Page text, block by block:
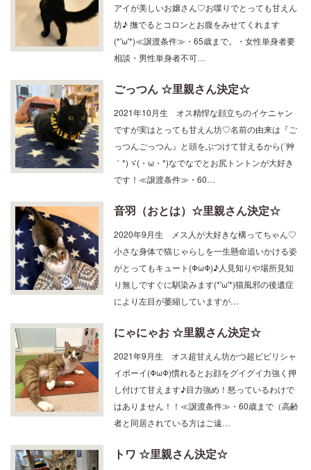
坊♪ 撫でるとコロンとお腹をみせてくれます
(*'ω'*)≪譲渡条件≫・65歳まで。・女性単身者要
相談・男性単身者不可…
2021年10月生 オス精悍な顔立ちのイケニャン
ですが実はとっても甘えん坊♡名前の由来は『ご
っつんごっつん』と頭をぶつけて甘えるから(´艸
｀*)ヾ(・ω・*)なでなでとお尻トントンが大好き
です！≪譲渡条件≫・60…
2020年9月生 メス人が大好きな構ってちゃん♡
小さな身体で猫じゃらしを一生懸命追いかける姿
がとってもキュート(ΦωΦ)♪人見知りや場所見知
り無しですぐに馴染みます(*'ω'*)猫風邪の後遺症
により左目が萎縮していますが…
2021年9月生 オス超甘えん坊かつ超ビビリシャ
イボーイ(ΦωΦ)慣れるとお顔をグイグイ力強く押
し付けて甘えます♪目力強め！怒っているわけで
はありません！！≪譲渡条件≫・60歳まで（高齢
者と同居されている方はご遠…
2022年3月生 オスとっても美形なイケニャンボ